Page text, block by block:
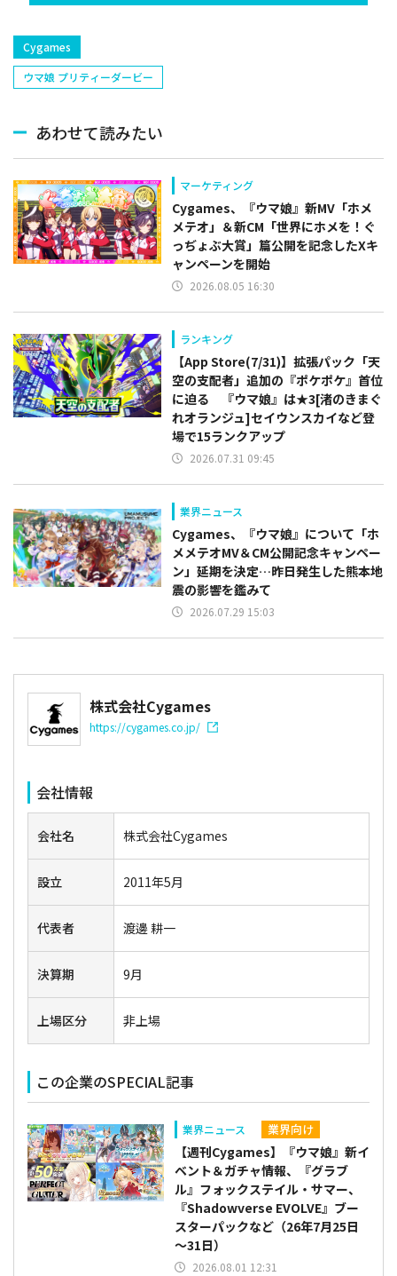
Cygames
ウマ娘 プリティーダービー
あわせて読みたい
マーケティング
Cygames、『ウマ娘』新MV「ホメ
メテオ」＆新CM「世界にホメを！ぐ
っぢょぶ大賞」篇公開を記念したXキ
ャンペーンを開始
2026.08.05 16:30
ランキング
【App Store(7/31)】拡張パック「天
空の支配者」追加の『ポケポケ』首位
に迫る 『ウマ娘』は★3[渚のきまぐ
れオランジュ]セイウンスカイなど登
場で15ランクアップ
2026.07.31 09:45
業界ニュース
Cygames、『ウマ娘』について「ホ
メメテオMV＆CM公開記念キャンペー
ン」延期を決定…昨日発生した熊本地
震の影響を鑑みて
2026.07.29 15:03
株式会社Cygames
https://cygames.co.jp/
会社情報
会社名 株式会社Cygames
設立 2011年5月
代表者 渡邊 耕一
決算期 9月
上場区分 非上場
この企業のSPECIAL記事
業界ニュース 業界向け
【週刊Cygames】『ウマ娘』新イ
ベント＆ガチャ情報、『グラブ
ル』フォックステイル・サマー、
『Shadowverse EVOLVE』ブー
スターパックなど（26年7月25日
～31日）
2026.08.01 12:31